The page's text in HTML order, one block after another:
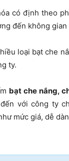
có định theo
đến không
loại bạt che
ty.
bạt che nắng,
với công ty
mức giá, dễ